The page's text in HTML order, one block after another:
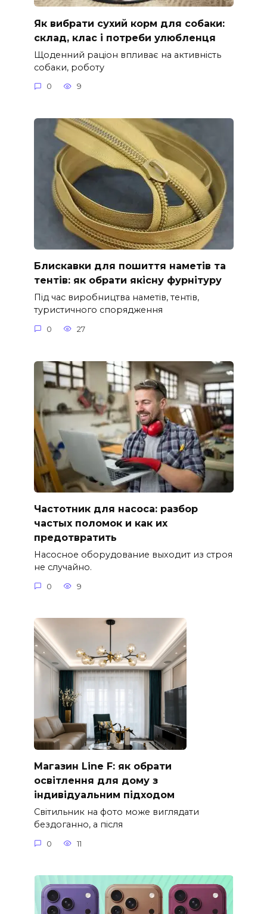
Як вибрати сухий корм для собаки:
склад, клас і потреби улюбленця
Щоденний раціон впливає на активність
собаки, роботу
0 9
Блискавки для пошиття наметів та
тентів: як обрати якісну фурнітуру
Під час виробництва наметів, тентів,
туристичного спорядження
0 27
Частотник для насоса: разбор
частых поломок и как их
предотвратить
Насосное оборудование выходит из строя
не случайно.
0 9
Магазин Line F: як обрати
освітлення для дому з
індивідуальним підходом
Світильник на фото може виглядати
бездоганно, а після
0 11